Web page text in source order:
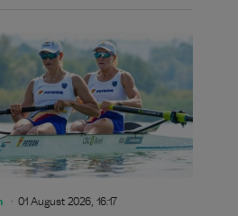
01 August 2026, 16:17